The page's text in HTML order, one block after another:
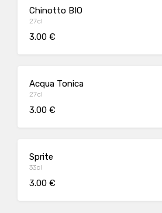
Chinotto BIO
27cl
3.00 €
Acqua Tonica
27cl
3.00 €
Sprite
33cl
3.00 €